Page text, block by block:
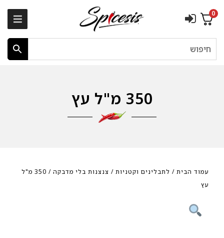
0
חיפוש
350 מ"ל עץ
עמוד הבית / לתבלינים וקטניות / צנצנות בלי מדבקה
/ 350 מ"ל
עץ